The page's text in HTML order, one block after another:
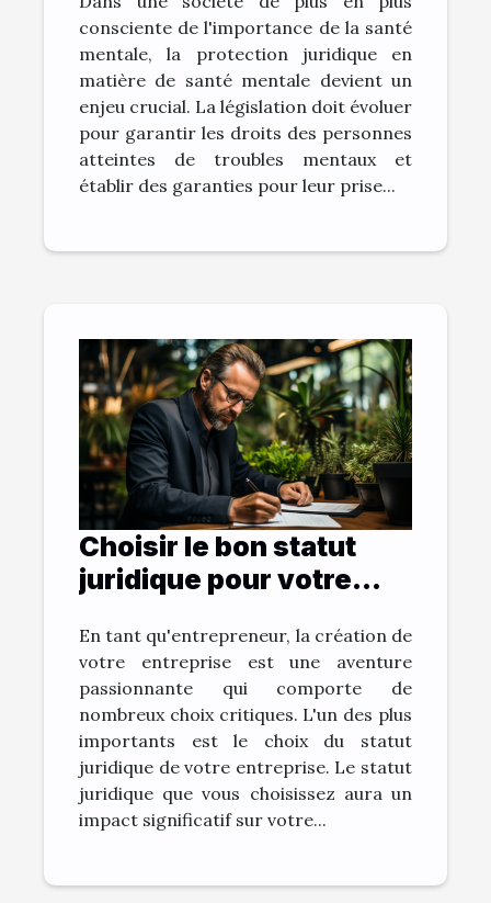
mentale
consciente de l'importance de la santé
mentale, la protection juridique en
matière de santé mentale devient un
enjeu crucial. La législation doit évoluer
pour garantir les droits des personnes
atteintes de troubles mentaux et
établir des garanties pour leur prise...
Choisir le bon statut
juridique pour votre
En tant qu'entrepreneur, la création de
votre entreprise est une aventure
passionnante qui comporte de
nombreux choix critiques. L'un des plus
importants est le choix du statut
juridique de votre entreprise. Le statut
juridique que vous choisissez aura un
impact significatif sur votre...